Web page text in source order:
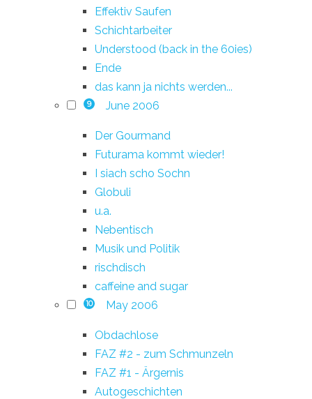
Effektiv Saufen
Schichtarbeiter
Understood (back in the 60ies)
Ende
das kann ja nichts werden...
9 June 2006
Der Gourmand
Futurama kommt wieder!
I siach scho Sochn
Globuli
u.a.
Nebentisch
Musik und Politik
rischdisch
caffeine and sugar
10 May 2006
Obdachlose
FAZ #2 - zum Schmunzeln
FAZ #1 - Ärgernis
Autogeschichten